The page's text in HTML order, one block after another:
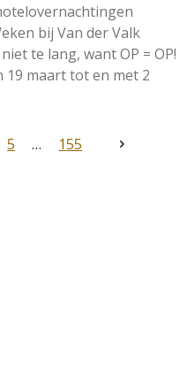
bij Van der Valk
te lang, want OP = OP!
19 maart tot en met 2
5 155